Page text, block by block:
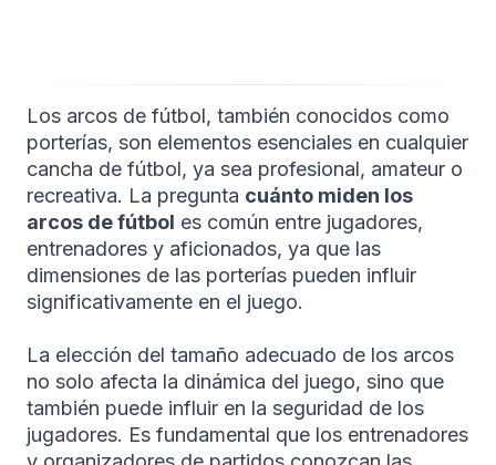
Los arcos de fútbol, también conocidos como
porterías, son elementos esenciales en cualquier
cancha de fútbol, ya sea profesional, amateur o
recreativa. La pregunta cuánto miden los
arcos de fútbol es común entre jugadores,
entrenadores y aficionados, ya que las
dimensiones de las porterías pueden influir
significativamente en el juego.
La elección del tamaño adecuado de los arcos
no solo afecta la dinámica del juego, sino que
también puede influir en la seguridad de los
jugadores. Es fundamental que los entrenadores